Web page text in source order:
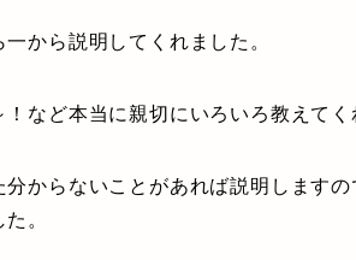
から説明してくれました。
など本当に親切にいろいろ教えてく
からないことがあれば説明しますの
。